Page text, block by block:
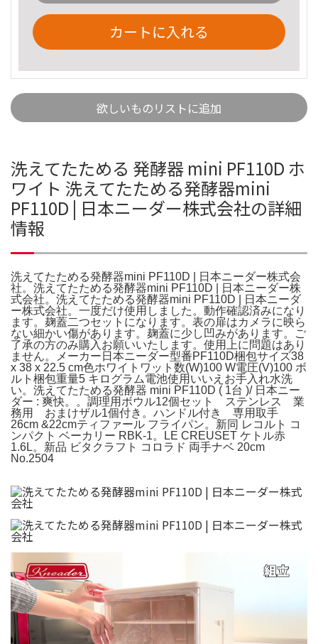
カートに入れる
欲しいものリストに追加
洗えてたためる 発酵器 mini PF110D ホ
ワイト 洗えてたためる発酵器mini
PF110D | 日本ニーダー株式会社の詳細
情報
洗えてたためる発酵器mini PF110D | 日本ニーダー株式会
社。洗えてたためる発酵器mini PF110D | 日本ニーダー株
式会社。洗えてたためる発酵器mini PF110D | 日本ニーダ
ー株式会社。一度だけ使用しました。動作確認済みになり
ます。麹蓋二つセットになります。表の扉はカメラに映ら
ない細かい傷があります。麹蓋に少し凹みがあります。ご
了承の方のみ購入お願いいたします。使用上に問題はあり
ません。メーカー‎日本ニーダー型番‎PF110D梱包サイズ‎38
x 38 x 22.5 cm色‎ホワイトワット数(W)‎100 W電圧(V)‎100 ボ
ルト梱包重量‎5 キログラム電池使用‎いいえお手入れ‎水洗
い。洗えてたためる発酵器 mini PF110D ( 1台 )/ 日本ニー
ダー : 爽快。。調理用ボウル12個セット ステンレス 業
務用 おまけザル1個付き。ハンドル付き 専用取手
26cm &22cmティファール フライパン。新同 レコルト コ
ンパクト ベーカリー RBK-1。LE CREUSET ケトル赤
1.6L。新品 ビタクラフト コロラド 両手ナベ 20cm
No.2504